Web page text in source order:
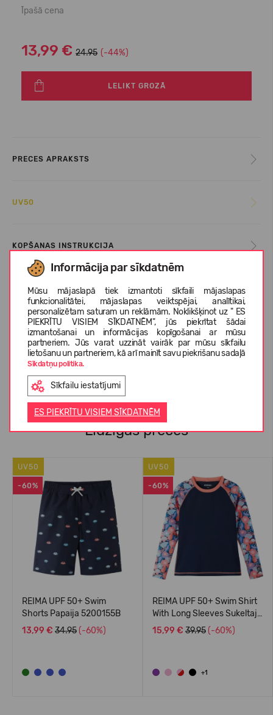
Informācija par sīkdatnēm
Mūsu mājaslapā tiek izmantoti sīkfaili mājaslapas
funkcionalitātei, mājaslapas veiktspējai, analītikai,
personalizētam saturam un reklāmām. Noklikšķinot uz " ES
PIEKRĪTU VISIEM SĪKDATNĒM", jūs piekrītat šādai
izmantošanai un informācijas kopīgošanai ar mūsu
partneriem. Jūs varat uzzināt vairāk par mūsu sīkfailu
lietošanu un partneriem, kā arī mainīt savu piekrišanu sadaļā
Sīkdatņu politika.
Sīkfailu iestatījumi
ES PIEKRĪTU VISIEM SĪKDATNĒM
Īpašā cena
13,99 € 24.95 (-44%)
LELIKT GROZĀ
PRECES APRAKSTS
UV50
KOPŠANAS INSTRUKCIJA
IZMĒRU TABULA
PAR REIMA
KLIENTU ATSAUKSMES (0)
Līdzīgas preces
-60%
UV50
REIMA UPF 50+ Swim
Shorts Papaija 5200155B
13,99 € 34.95 (-60%)
-60%
UV50
REIMA UPF 50+ Swim Shirt
With Long Sleeves Sukeltaja
5200140A
15,99 € 39.95 (-60%)
+1